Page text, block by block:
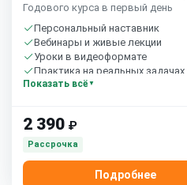
Годового курса в первый день
Персональный наставник
Вебинары и живые лекции
Уроки в видеоформате
Практика на реальных задачах
Домашние задания с проверкой
Показать всё
2 390 ₽
Рассрочка
Подробнее